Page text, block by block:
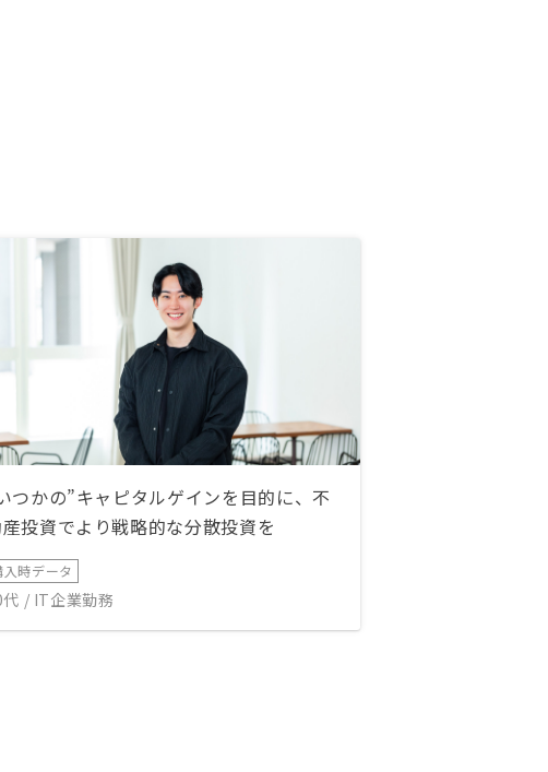
つかの”キャピタルゲインを目的に、不
投資でより戦略的な分散投資を
入時データ
代 / IT企業勤務